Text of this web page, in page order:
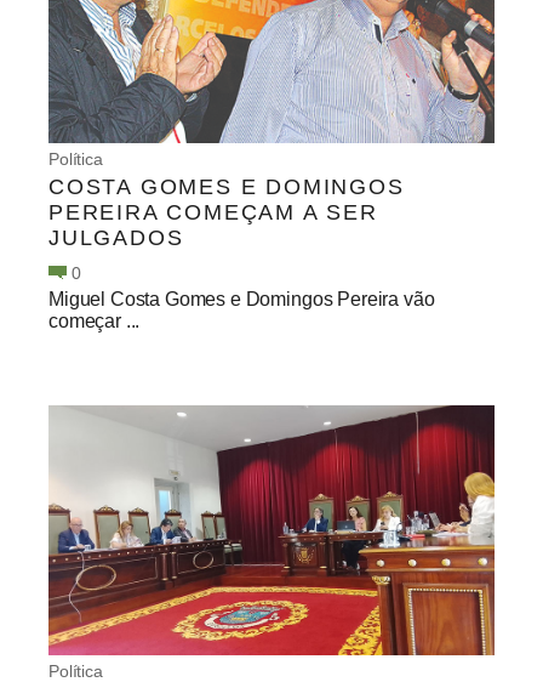
Política
COSTA GOMES E DOMINGOS
PEREIRA COMEÇAM A SER
JULGADOS
0
Miguel Costa Gomes e Domingos Pereira vão
começar ...
Política